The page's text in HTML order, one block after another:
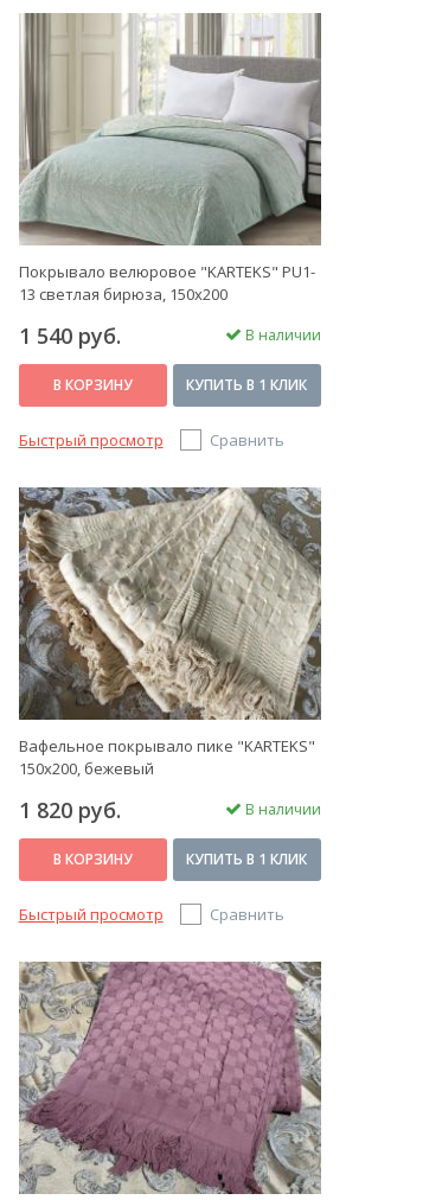
Покрывало велюровое "KARTEKS" PU1-
13 светлая бирюза, 150х200
1 540 руб. В наличии
В КОРЗИНУ КУПИТЬ В 1 КЛИК
Быстрый просмотр Сравнить
Вафельное покрывало пике "KARTEKS"
150х200, бежевый
1 820 руб. В наличии
В КОРЗИНУ КУПИТЬ В 1 КЛИК
Быстрый просмотр Сравнить